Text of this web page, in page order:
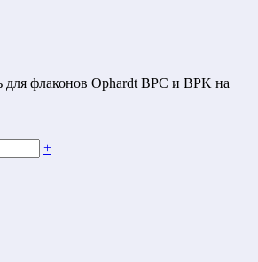
для флаконов Ophardt BPC и BPK на
+